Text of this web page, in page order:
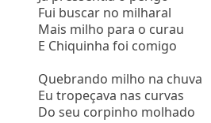
Fui buscar no milharal
Mais milho para o curau
E Chiquinha foi comigo
Quebrando milho na chuva
Eu tropeçava nas curvas
Do seu corpinho molhado